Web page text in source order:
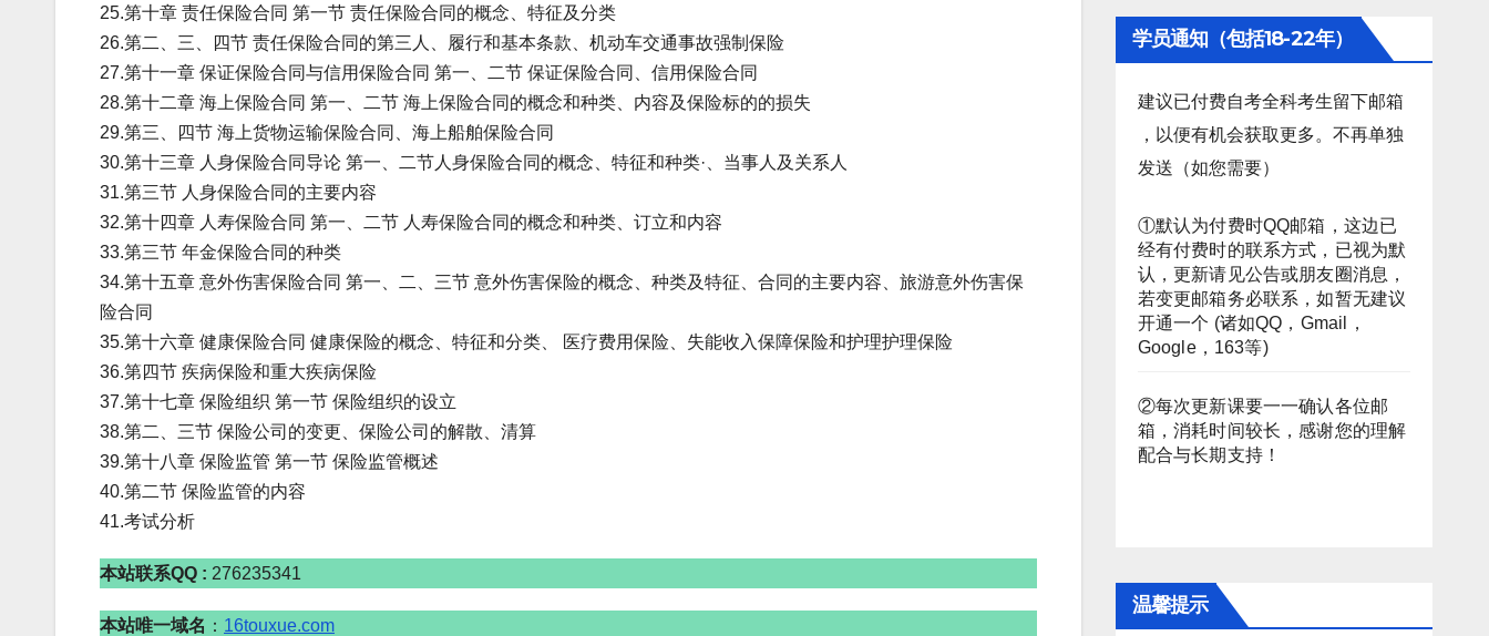
25.第十章 责任保险合同 第一节 责任保险合同的概念、特征及分类
26.第二、三、四节 责任保险合同的第三人、履行和基本条款、机动车交通事故强制保险
27.第十一章 保证保险合同与信用保险合同 第一、二节 保证保险合同、信用保险合同
28.第十二章 海上保险合同 第一、二节 海上保险合同的概念和种类、内容及保险标的的损失
29.第三、四节 海上货物运输保险合同、海上船舶保险合同
30.第十三章 人身保险合同导论 第一、二节人身保险合同的概念、特征和种类·、当事人及关系人
31.第三节 人身保险合同的主要内容
32.第十四章 人寿保险合同 第一、二节 人寿保险合同的概念和种类、订立和内容
33.第三节 年金保险合同的种类
34.第十五章 意外伤害保险合同 第一、二、三节 意外伤害保险的概念、种类及特征、合同的主要内容、旅游意外伤害保
险合同
35.第十六章 健康保险合同 健康保险的概念、特征和分类、 医疗费用保险、失能收入保障保险和护理护理保险
36.第四节 疾病保险和重大疾病保险
37.第十七章 保险组织 第一节 保险组织的设立
38.第二、三节 保险公司的变更、保险公司的解散、清算
39.第十八章 保险监管 第一节 保险监管概述
40.第二节 保险监管的内容
41.考试分析
本站联系QQ : 276235341
本站唯一域名 ： 16touxue.com
学员通知（包括18-22年）
建议已付费自考全科考生留下邮箱
，以便有机会获取更多。不再单独
发送（如您需要）
①默认为付费时QQ邮箱，这边已
经有付费时的联系方式，已视为默
认，更新请见公告或朋友圈消息，
若变更邮箱务必联系，如暂无建议
开通一个 (诸如QQ，Gmail，
Google，163等)
②每次更新课要一一确认各位邮
箱，消耗时间较长，感谢您的理解
配合与长期支持！
温馨提示